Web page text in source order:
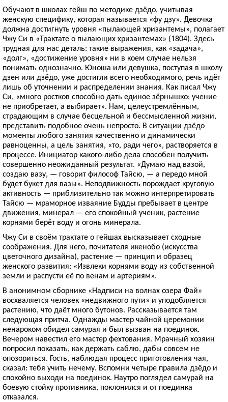
Обучают в школах гейш по методике дзёдо, учитывая
женскую специфику, которая называется «фу дзу». Девочка
должна достигнуть уровня «пылающей хризантемы», полагает
Чжу Си в «Трактате о пылающих хризантемах» (1804). Здесь
трудная для нас деталь: такие выражения, как «задача»,
«долг», «достижение уровня» ни в коем случае нельзя
понимать однозначно. Юноша или девушка, поступая в школу
дзен или дзёдо, уже достигли всего необходимого, речь идёт
лишь об уточнении и распределении знания. Как писал Чжу
Си, «много ростков способно дать единое зёрнышко: учение
не приобретает, а выбирает». Нам, целеустремлённым,
страдающим в случае бесцельной и бессмысленной жизни,
представить подобное очень непросто. В ситуации дзёдо
моменты любого занятия качественно и динамически
равноценны, а цель занятия, «то, ради чего», растворяется в
процессе. Инициатор какого-либо дела способен получить
совершенно неожиданный результат. «Думаю над вазой,
создаю вазу, — говорит философ Тайсю, — а передо мной
будет букет для вазы». Неподвижность порождает круговую
активность — приблизительно так можно интерпретировать
Тайсю — мраморное изваяние Будды пребывает в центре
движения, минерал — его спокойный ученик, растение
корнями берёт воду и огонь минерала.
Чжу Си в своём трактате о гейшах высказывает сходные
соображения. Для него, почитателя икенобо (искусства
цветочного дизайна), растение — принцип и образец
женского развития: «Извлеки корнями воду из собственной
земли и распусти её по венам и артериям».
В анонимном сборнике «Надписи на волнах озера Фай»
восхваляется человек «недвижного пути» и уподобляется
растению, что даёт много бутонов. Рассказывается там
следующая притча. Однажды мастер чайной церемонии
ненароком обидел самурая и был вызван на поединок.
Вечером навестил его мастер фехтования. Мрачный хозяин
попросил показать, как держать саблю, дабы совсем не
опозориться. Гость, наблюдая процесс приготовления чая,
сказал: тебя учить нечему. Вспомни четыре правила дзёдо и
спокойно выходи на поединок. Наутро поглядел самурай на
боевую стойку противника, поклонился и от поединка
отказался.